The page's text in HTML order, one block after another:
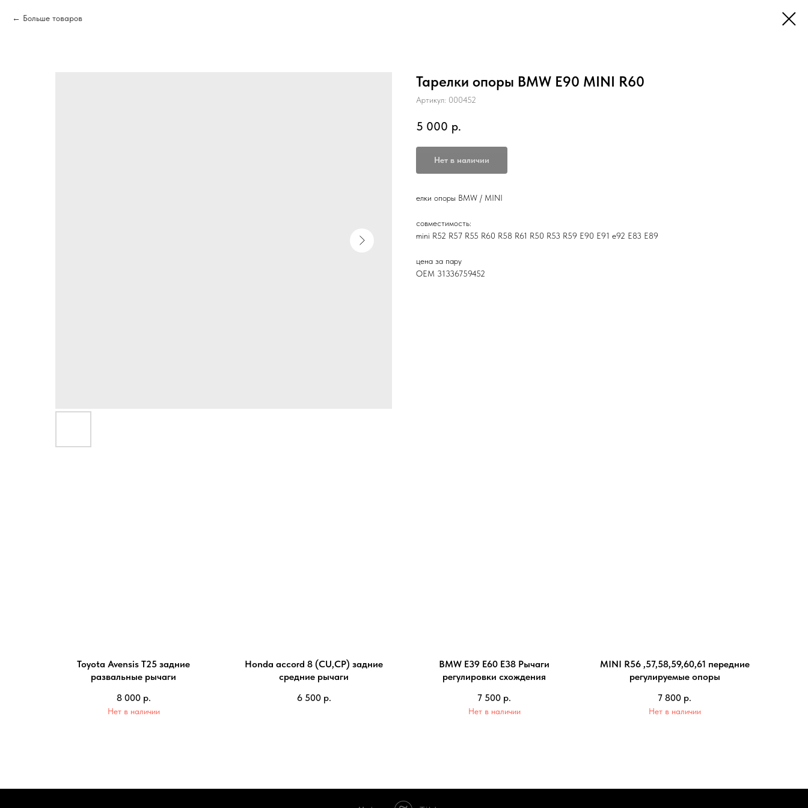
Больше товаров
Тарелки опоры BMW E90 MINI R60
Артикул: 000452
5 000 р.
Нет в наличии
елки опоры BMW / MINI
совместимость:
mini R52 R57 R55 R60 R58 R61 R50 R53 R59 Е90 Е91 е92 Е83 Е89
цена за пару
ОЕМ 31336759452
Toyota Avensis T25 задние
развальные рычаги
8 000 р.
Нет в наличии
Honda accord 8 (CU,CP) задние
средние рычаги
6 500 р.
BMW E39 E60 E38 Рычаги
регулировки схождения
7 500 р.
Нет в наличии
MINI R56 ,57,58,59,60,61 передние
регулируемые опоры
7 800 р.
Нет в наличии